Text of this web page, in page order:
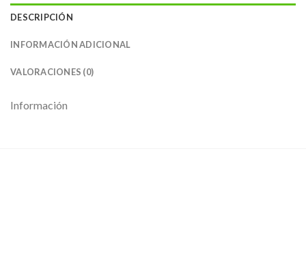
DESCRIPCIÓN
INFORMACIÓN ADICIONAL
VALORACIONES (0)
Información